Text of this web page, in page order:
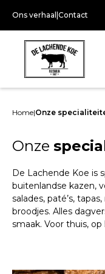
Ons verhaal Contact
Home|Onze
Onze
De Lachende Koe is
buitenlandse kazen,
salades, paté’s,
broodjes. Alles
smaak. Voor thuis,